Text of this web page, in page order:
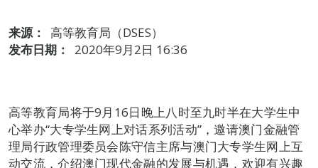
来源：
高等教育局（DSES）
发布日期：
2020年9月2日 16:36
高等教育局将于9月16日晚上八时至九时半在大学生中
心举办“大专学生网上对话系列活动”，邀请澳门金融管
理局行政管理委员会陈守信主席与澳门大专学生网上互
动交流，介绍澳门现代金融的发展与机遇，欢迎有兴趣